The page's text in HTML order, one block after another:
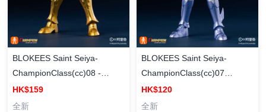
BLOKEES Saint Seiya-
ChampionClass(cc)08 -
Aquarius Camus 布魯可 [超越
版] 聖鬥士星矢CC08 水瓶座
HK$159
全新
BLOKEES Saint Seiya-
ChampionClass(cc)07
Cygnus Hyoga 布魯可 [超越
版] 聖鬥士星矢CC07 天鵝座
HK$120
全新